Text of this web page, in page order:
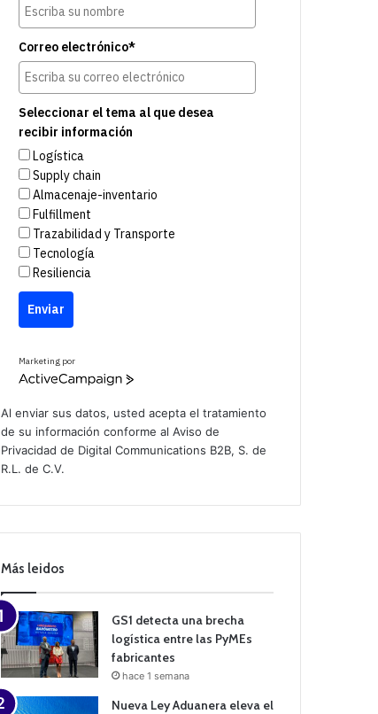
Correo electrónico*
Seleccionar el tema al que desea
recibir información
Logística
Supply chain
Almacenaje-inventario
Fulfillment
Trazabilidad y Transporte
Tecnología
Resiliencia
Enviar
Marketing por
A
v
e
p
i
n
Al enviar sus datos, usted acepta el tratamiento
de su información conforme alAviso de
Privacidad de Digital Communications B2B, S. de
R.L. de C.V.
Más leidos
GS1 detecta una brecha
logística entre las PyMEs
fabricantes
hace 1 semana
Nueva Ley Aduanera eleva el